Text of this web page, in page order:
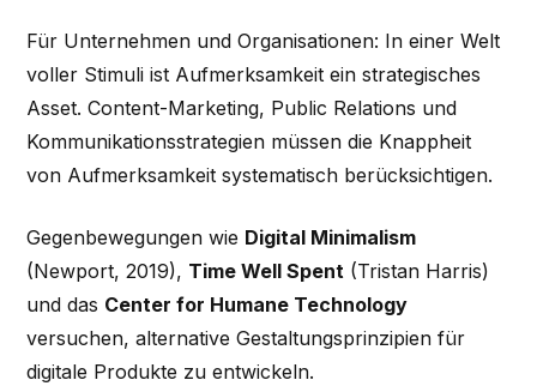
Für Unternehmen und Organisationen: In einer Welt
voller Stimuli ist Aufmerksamkeit ein strategisches
Asset. Content-Marketing, Public Relations und
Kommunikationsstrategien müssen die Knappheit
von Aufmerksamkeit systematisch berücksichtigen.
Gegenbewegungen wie Digital Minimalism
(Newport, 2019), Time Well Spent (Tristan Harris)
und das Center for Humane Technology
versuchen, alternative Gestaltungsprinzipien für
digitale Produkte zu entwickeln.